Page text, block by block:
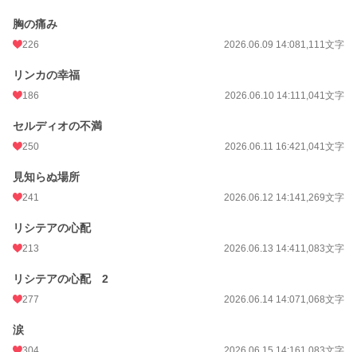
胸の痛み
226 2026.06.09 14:081,111文字
リンカの幸福
186 2026.06.10 14:111,041文字
セルディオの不満
250 2026.06.11 16:421,041文字
見知らぬ場所
241 2026.06.12 14:141,269文字
リシテアの心配
213 2026.06.13 14:411,083文字
リシテアの心配 2
277 2026.06.14 14:071,068文字
涙